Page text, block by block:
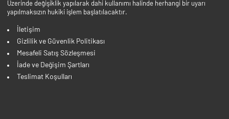
Üzerinde değişiklik yapılarak dahi kullanımı halinde herhangi bir uyarı
yapılmaksızın hukiki işlem başlatılacaktır.
İletişim
Gizlilik ve Güvenlik Politikası
Mesafeli Satış Sözleşmesi
İade ve Değişim Şartları
Teslimat Koşulları